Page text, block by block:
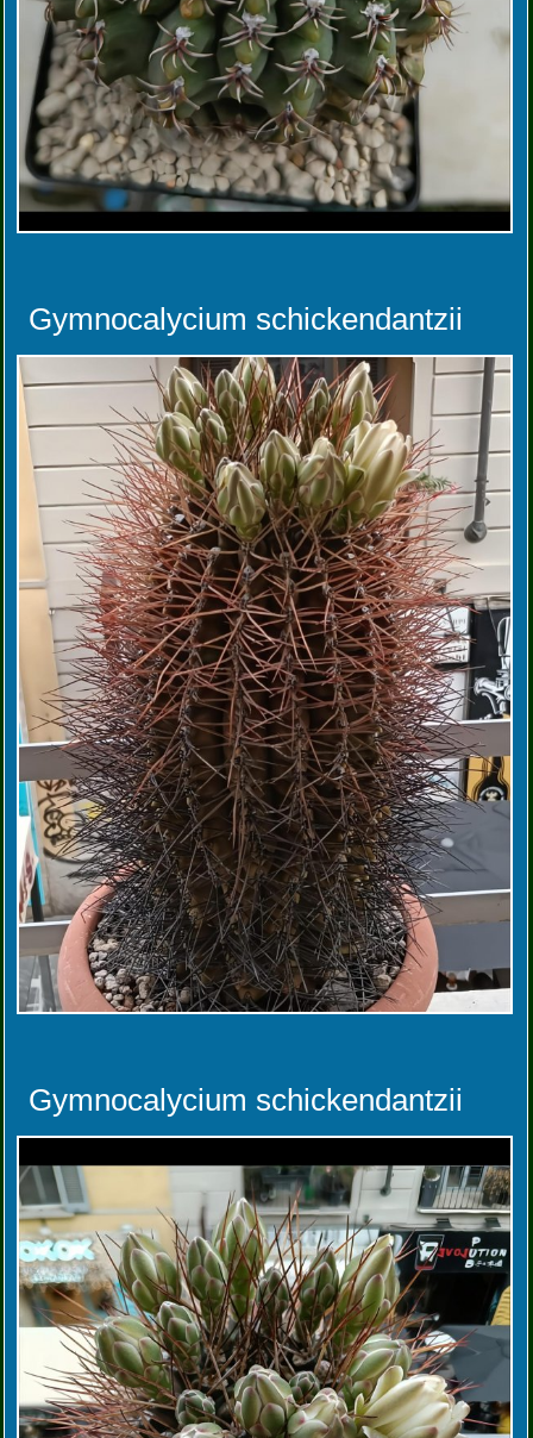
Gymnocalycium schickendantzii
Gymnocalycium schickendantzii